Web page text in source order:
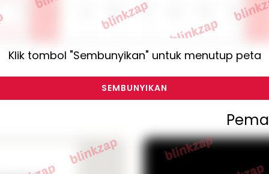
Klik tombol "Sembunyikan" untuk menutup peta
SEMBUNYIKAN